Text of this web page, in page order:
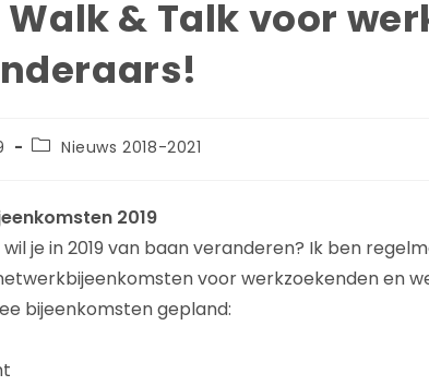
& Talk voor
Nieuws 2018-2021
2019
je in 2019 van baan veranderen? Ik ben
voor werkzoekenden en
bijeenkomsten gepland: